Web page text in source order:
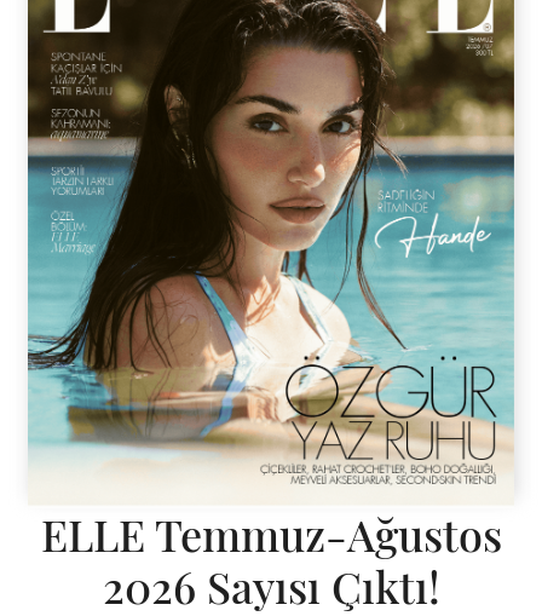
ELLE Temmuz-Ağustos
2026 Sayısı Çıktı!